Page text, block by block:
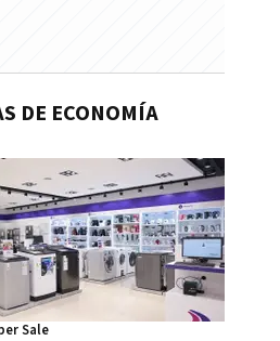
DE ECONOMÍA
Sale